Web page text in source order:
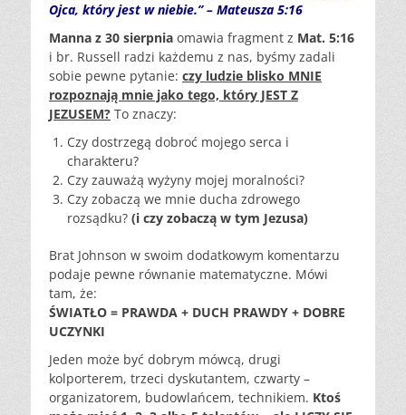
Ojca, który jest w niebie.” – Mateusza 5:16
Manna z 30 sierpnia omawia fragment z Mat. 5:16
i br. Russell radzi każdemu z nas, byśmy zadali
sobie pewne pytanie: czy ludzie blisko MNIE
rozpoznają mnie jako tego, który JEST Z
JEZUSEM? To znaczy:
Czy dostrzegą dobroć mojego serca i
charakteru?
Czy zauważą wyżyny mojej moralności?
Czy zobaczą we mnie ducha zdrowego
rozsądku? (i czy zobaczą w tym Jezusa)
Brat Johnson w swoim dodatkowym komentarzu
podaje pewne równanie matematyczne. Mówi
tam, że:
ŚWIATŁO = PRAWDA + DUCH PRAWDY + DOBRE
UCZYNKI
Jeden może być dobrym mówcą, drugi
kolporterem, trzeci dyskutantem, czwarty –
organizatorem, budowlańcem, technikiem. Ktoś